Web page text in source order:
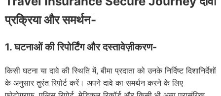
प्रक्रिया और समर्थन-
1. घटनाओं की रिपोर्टिंग और दस्तावेज़ीकरण-
किसी घटना या दावे की स्थिति में, बीमा प्रदाता को उनके निर्दिष्ट दिशानिर्देशों
के अनुसार तुरंत रिपोर्ट करें। अपने दावे का समर्थन करने के लिए